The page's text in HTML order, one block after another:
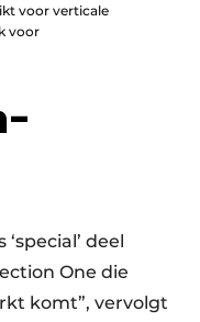
voor verticale
voor
deel
One die
komt”, vervolgt